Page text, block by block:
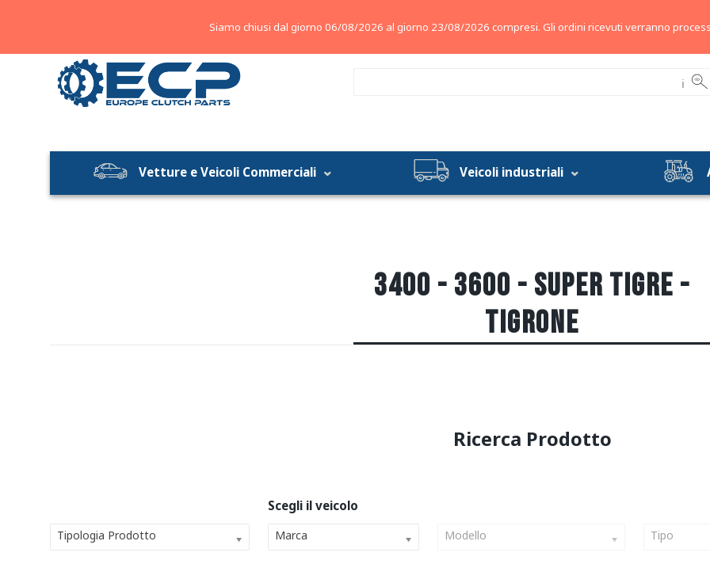
ℹ
Vetture e Veicoli Commerciali Veicoli industriali
3400 - 3600 - SUPER TIGRE -
TIGRONE
Tipologia Prodotto Marca Modello Tipo
Siamo chiusi dal giorno 06/08/2026 al giorno 23/08/2026 compresi. Gli ordini ricevuti verranno